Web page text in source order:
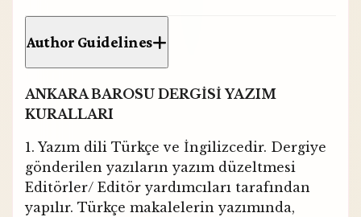
Author Guidelines
ANKARA BAROSU DERGİSİYAZIM
KURALLARI
1. Yazım dili Türkçe ve İngilizcedir. Dergiye
gönderilen yazıların yazım düzeltmesi
Editörler/ Editör yardımcıları tarafından
yapılır. Türkçe makalelerin yazımında,